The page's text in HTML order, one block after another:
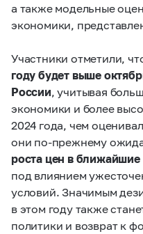
а также модельные
экономики,
Участники отметили,
году будет выше
России , учитывая
экономики и более
2024 года, чем
они по‑прежнему
роста цен в
под влиянием
условий. Значимым
в этом году также
политики и возврат к